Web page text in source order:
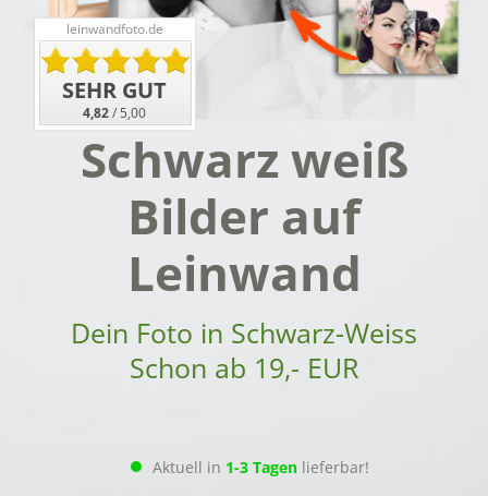
leinwandfoto.de
SEHR GUT
4,82/ 5,00
Schwarz weiß
Bilder auf
Leinwand
Dein Foto in Schwarz-Weiss
Schon ab 19,- EUR
Aktuell in 1-3 Tagenlieferbar!